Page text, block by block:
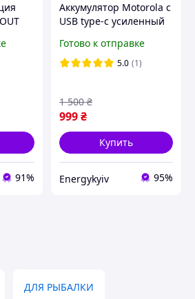
91%
Аккумулятор Motorola с
USB type-c усиленный
цифровых раций
Motorola R7 / R7a
Готово к отправке
5.0 (1)
999₴
1 500 ₴
Купить
Energykyiv 95%
ДЛЯ РЫБАЛКИ